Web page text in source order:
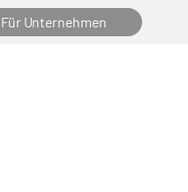
Für Unternehmen